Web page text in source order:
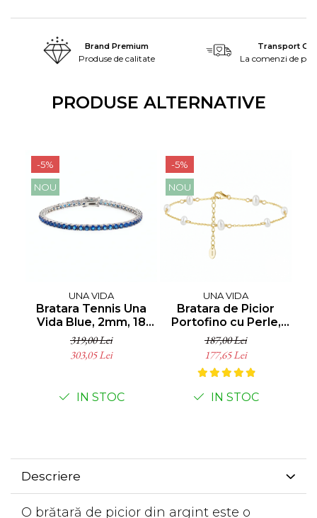
Brand Premium
Produse de calitate
Transport
La comenzi de
PRODUSE ALTERNATIVE
-5%
NOU
UNA VIDA
Bratara Tennis Una
Vida Blue, 2mm, 18
cm, Argint 925
319,00 Lei
303,05 Lei
IN STOC
-5%
NOU
UNA VIDA
Bratara de Picior
Portofino cu Perle,
Argint Placat cu Aur
187,00 Lei
177,65 Lei
IN STOC
Descriere
O brățară de picior din argint este o